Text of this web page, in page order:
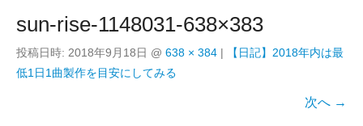
sun-rise-1148031-638×383
投稿日時: 2018年9月18日 @ 638 × 384 |
【日記】2018年内は最
低1日1曲製作を目安にしてみる
次へ →